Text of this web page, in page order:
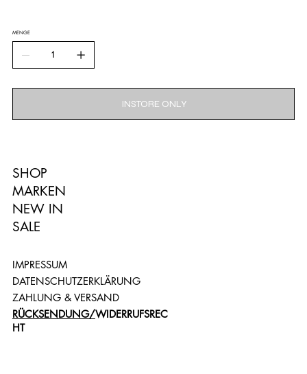
MENGE
INSTORE ONLY
SHOP
MARKEN
NEW IN
SALE
IMPRESSUM
DATENSCHUTZERKLÄRUNG
ZAHLUNG & VERSAND
RÜCKSENDUNG/WIDERRUFSREC
HT